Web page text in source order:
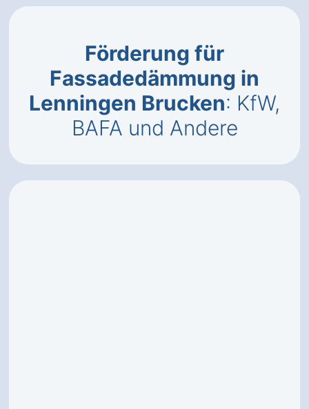
Förderung für
Fassadedämmung in
Lenningen Brucken: KfW,
BAFA und Andere